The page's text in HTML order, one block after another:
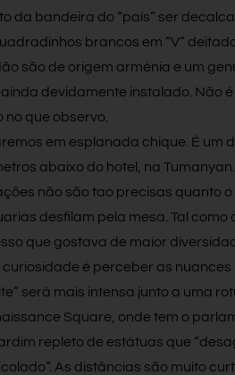
da bandeira do “país” ser
brancos em “V”
são de origem arménia e um
devidamente instalado. Não
no que observo.
em esplanada chique. É um
abaixo do hotel, na
não são tao precisas quanto o
desfilam pela mesa. Tal
que gostava de maior
curiosidade é perceber as
será mais intensa junto a uma
Square, onde tem o
repleto de estátuas que
As distâncias são muito